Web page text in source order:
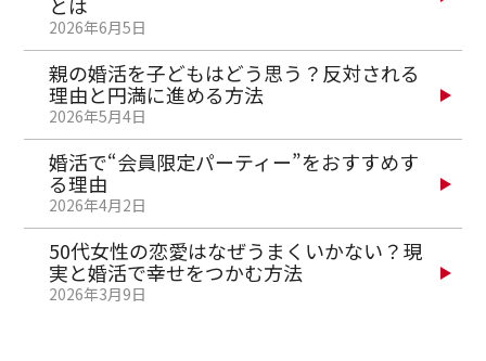
とは
2026年6月5日
親の婚活を子どもはどう思う？反対される
理由と円満に進める方法
2026年5月4日
婚活で“会員限定パーティー”をおすすめす
る理由
2026年4月2日
50代女性の恋愛はなぜうまくいかない？現
実と婚活で幸せをつかむ方法
2026年3月9日